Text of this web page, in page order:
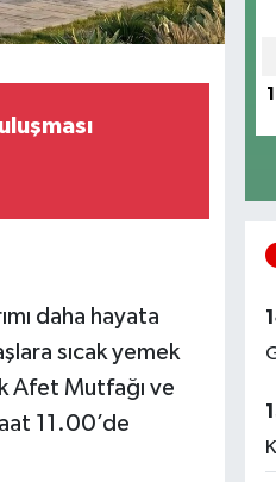
daha hayata
sıcak yemek
Afet Mutfağı ve
11.00’de